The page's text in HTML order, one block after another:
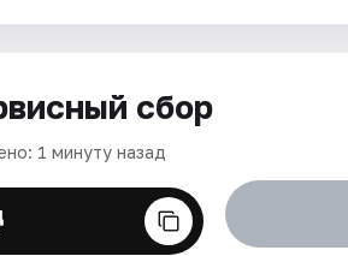
сбор
1 минуту назад